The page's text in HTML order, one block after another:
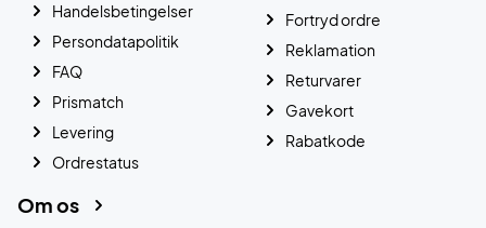
Handelsbetingelser
Persondatapolitik
FAQ
Prismatch
Levering
Ordrestatus
Fortryd ordre
Reklamation
Returvarer
Gavekort
Rabatkode
Om os